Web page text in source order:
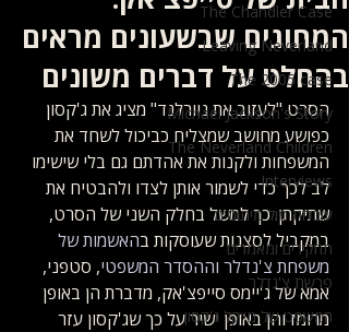
The Chandler Case
Leaving Neverland
The 2005 case
Michael Jackson's Story
The Neverland Children
Interviews
עובדות מול מיתוסים
תחקירים ומאמרים
פרשת צ'נדלר
המשפט של מייקל ג'קסון
המחוגים שבשעונים מראים
בהחלט על דברים משונים
הסרט "לעזוב את נוורלנד" מציג את ג'קסון
כפושע מחושב שמצליח כביכול לשחד את
המשפחות ולקנות את אהדתם גם בלי שישימו
לב לכך כדי לשמור אותן לצדו ולהבטיח את
שתיקתן. כך למשל בחלק השני של הסרט,
במקביל לסצנות שעוסקות בהאשמות של
משפחת צ'נדלר וההסדר המשפטי, סטפני,
אמא של ג'יימס סייפצ'אק, מדברת הן באופן
מרומז והן באופן ישיר על כך שג'קסון עזר